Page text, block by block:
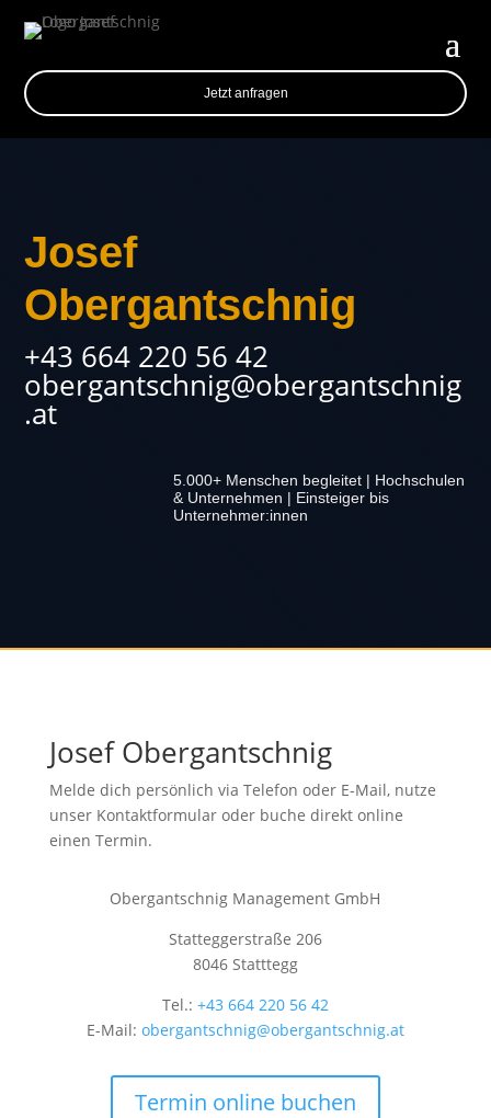
Jetzt anfragen
Josef
Obergantschnig
+43 664 220 56 42
obergantschnig@obergantschnig
.at
5.000+ Menschen begleitet | Hochschulen
& Unternehmen | Einsteiger bis
Unternehmer:innen
Josef Obergantschnig
Melde dich persönlich via Telefon oder E-Mail, nutze
unser Kontaktformular oder buche direkt online
einen Termin.
Obergantschnig Management GmbH
Statteggerstraße 206
8046 Statttegg
Tel.: +43 664 220 56 42
E-Mail: obergantschnig@obergantschnig.at
Termin online buchen